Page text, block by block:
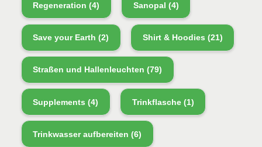
Regeneration (4) Sanopal (4)
Save your Earth (2) Shirt & Hoodies (21)
Straßen und Hallenleuchten (79)
Supplements (4) Trinkflasche(1)
Trinkwasser aufbereiten (6)